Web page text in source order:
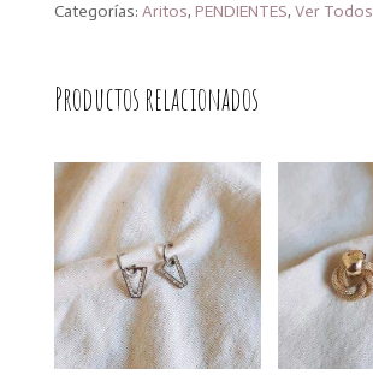
Categorías: Aritos, PENDIENTES, Ver Todos
Productos relacionados